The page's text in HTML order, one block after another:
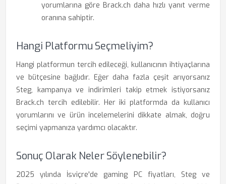
yorumlarına göre Brack.ch daha hızlı yanıt verme
oranına sahiptir.
Hangi Platformu Seçmeliyim?
Hangi platformun tercih edileceği, kullanıcının ihtiyaçlarına
ve bütçesine bağlıdır. Eğer daha fazla çeşit arıyorsanız
Steg, kampanya ve indirimleri takip etmek istiyorsanız
Brack.ch tercih edilebilir. Her iki platformda da kullanıcı
yorumlarını ve ürün incelemelerini dikkate almak, doğru
seçimi yapmanıza yardımcı olacaktır.
Sonuç Olarak Neler Söylenebilir?
2025 yılında İsviçre'de gaming PC fiyatları, Steg ve